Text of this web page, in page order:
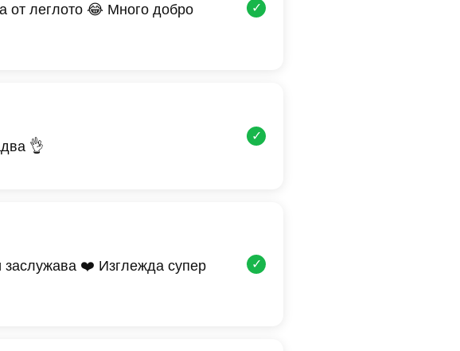
от леглото 😂 Много добро
✓
👌
✓
заслужава ❤️ Изглежда супер
✓